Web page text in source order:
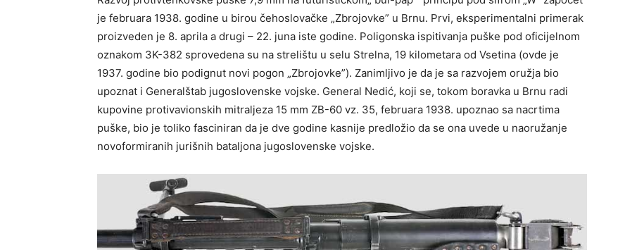
je februara 1938. godine u birou čehoslovačke „Zbrojovke” u Brnu. Prvi, eksperimentalni primerak
proizveden je 8. aprila a drugi – 22. juna iste godine. Poligonska ispitivanja puške pod oficijelnom
oznakom 3K-382 sprovedena su na strelištu u selu Strelna, 19 kilometara od Vsetina (ovde je
1937. godine bio podignut novi pogon „Zbrojovke”). Zanimljivo je da je sa razvojem oružja bio
upoznat i Generalštab jugoslovenske vojske. General Nedić, koji se, tokom boravka u Brnu radi
kupovine protivavionskih mitraljeza 15 mm ZB-60 vz. 35, februara 1938. upoznao sa nacrtima
puške, bio je toliko fasciniran da je dve godine kasnije predložio da se ona uvede u naoružanje
novoformiranih jurišnih bataljona jugoslovenske vojske.